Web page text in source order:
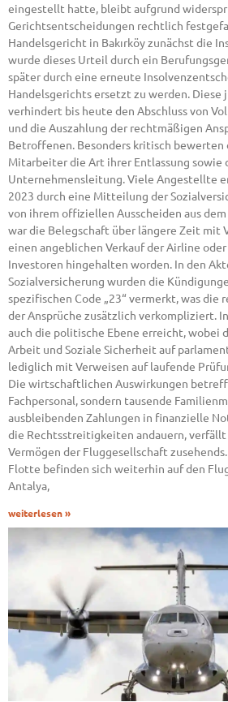
eingestellt hatte, bleibt aufgrund
Gerichtsentscheidungen rechtlich
Handelsgericht in Bakırköy zunächst die
wurde dieses Urteil durch ein
später durch eine erneute
Handelsgerichts ersetzt zu werden. Diese
verhindert bis heute den Abschluss von
und die Auszahlung der rechtmäßigen
Betroffenen. Besonders kritisch bewerten
Mitarbeiter die Art ihrer Entlassung sowie
Unternehmensleitung. Viele Angestellte
2023 durch eine Mitteilung der
von ihrem offiziellen Ausscheiden aus
war die Belegschaft über längere Zeit mit
einen angeblichen Verkauf der Airline
Investoren hingehalten worden. In den
Sozialversicherung wurden die
spezifischen Code „23“ vermerkt, was
der Ansprüche zusätzlich verkompliziert.
auch die politische Ebene erreicht, wobei
Arbeit und Soziale Sicherheit auf
lediglich mit Verweisen auf laufende
Die wirtschaftlichen Auswirkungen
Fachpersonal, sondern tausende
ausbleibenden Zahlungen in finanzielle
die Rechtsstreitigkeiten andauern, verfällt
Vermögen der Fluggesellschaft
Flotte befinden sich weiterhin auf den
Antalya,
weiterlesen »